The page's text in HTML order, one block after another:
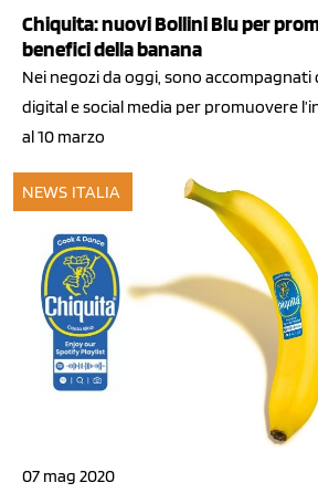
Chiquita: nuovi Bollini Blu per
benefici della banana
Nei negozi da oggi, sono accompagnati
digital e social media per promuovere
al 10 marzo
NEWS ITALIA
07 mag 2020